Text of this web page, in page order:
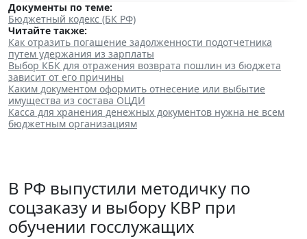
Документы по теме:
Бюджетный кодекс (БК РФ)
Читайте также:
Как отразить погашение задолженности подотчетника
путем удержания из зарплаты
Выбор КБК для отражения возврата пошлин из бюджета
зависит от его причины
Каким документом оформить отнесение или выбытие
имущества из состава ОЦДИ
Касса для хранения денежных документов нужна не всем
бюджетным организациям
В РФ выпустили методичку по
соцзаказу и выбору КВР при
обучении госслужащих